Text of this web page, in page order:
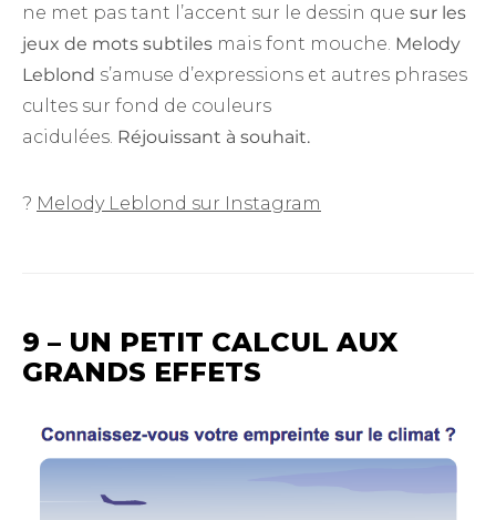
ne met pas tant l’accent sur le dessin que sur les
jeux de mots subtiles mais font mouche. Melody
Leblond s’amuse d’expressions et autres phrases
cultes sur fond de couleurs
acidulées. Réjouissant à souhait.
? Melody Leblond sur Instagram
9 – UN PETIT CALCUL AUX
GRANDS EFFETS